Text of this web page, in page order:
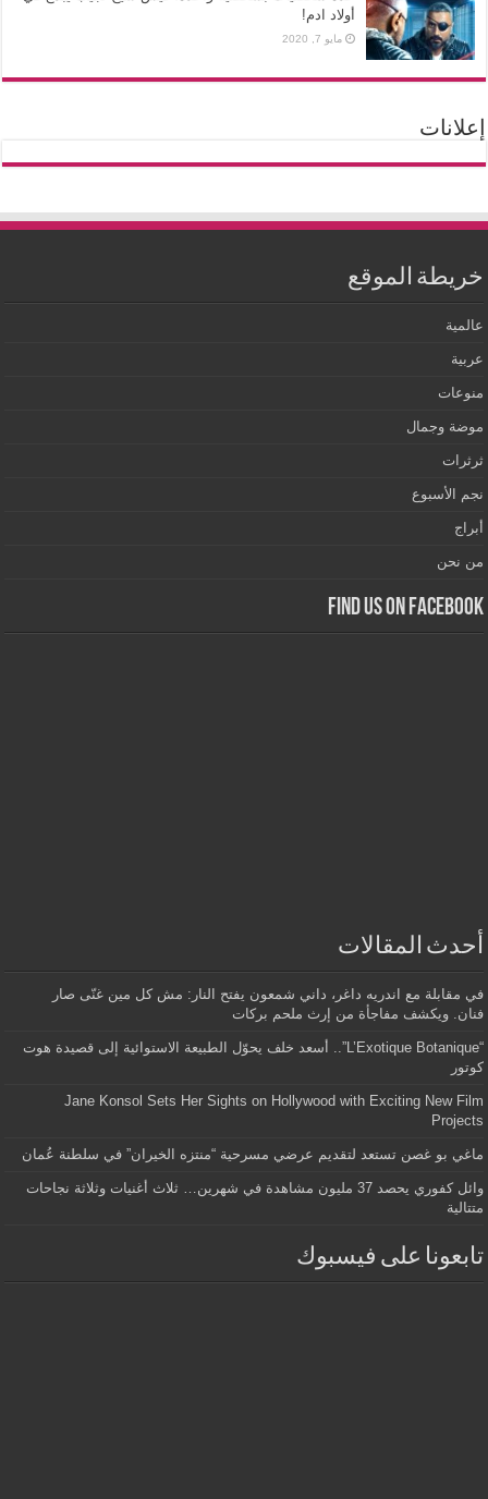
أولاد ادم!
مايو 7, 2020
إعلانات
خريطة الموقع
عالمية
عربية
منوعات
موضة وجمال
ثرثرات
نجم الأسبوع
أبراج
من نحن
Find us on Facebook
أحدث المقالات
في مقابلة مع اندريه داغر، داني شمعون يفتح النار: مش كل مين غنّى صار
فنان. ويكشف مفاجأة من إرث ملحم بركات
“L’Exotique Botanique”.. أسعد خلف يحوّل الطبيعة الاستوائية إلى قصيدة هوت
كوتور
Jane Konsol Sets Her Sights on Hollywood with Exciting New Film
Projects
ماغي بو غصن تستعد لتقديم عرضي مسرحية “منتزه الخيران” في سلطنة عُمان
وائل كفوري يحصد 37 مليون مشاهدة في شهرين… ثلاث أغنيات وثلاثة نجاحات
متتالية
تابعونا على فيسبوك